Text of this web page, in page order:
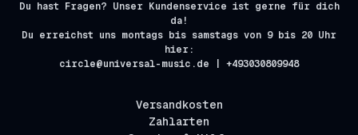
Du hast Fragen? Unser Kundenservice ist gerne für dich
da!
Du erreichst uns montags bis samstags von 9 bis 20 Uhr
hier:
circle@universal-music.de | +493030809948
Versandkosten
Zahlarten